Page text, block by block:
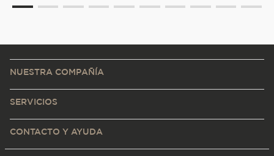
NUESTRA COMPAÑÍA
SERVICIOS
CONTACTO Y AYUDA